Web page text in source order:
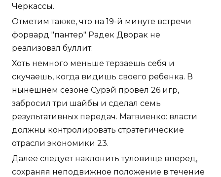
Черкассы.
Отметим также, что на 19-й минуте встречи
форвард "пантер" Радек Дворак не
реализовал буллит.
Хоть немного меньше терзаешь себя и
скучаешь, когда видишь своего ребенка. В
нынешнем сезоне Сурэй провел 26 игр,
забросил три шайбы и сделал семь
результативных передач. Матвиенко: власти
должны контролировать стратегические
отрасли экономики 23.
Далее следует наклонить туловище вперед,
сохраняя неподвижное положение в течение